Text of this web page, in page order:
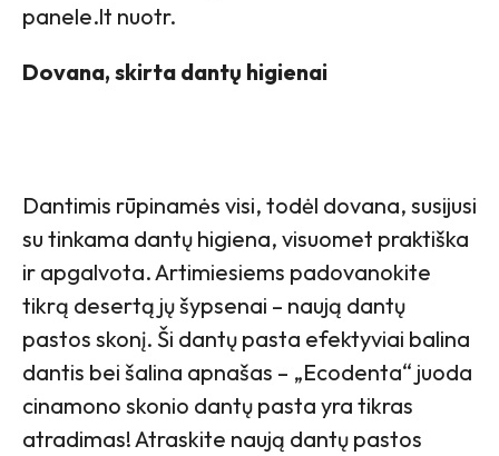
panele.lt nuotr.
Dovana, skirta dantų higienai
Dantimis rūpinamės visi, todėl dovana, susijusi
su tinkama dantų higiena, visuomet praktiška
ir apgalvota. Artimiesiems padovanokite
tikrą desertą jų šypsenai – naują dantų
pastos skonį. Ši dantų pasta efektyviai balina
dantis bei šalina apnašas – „Ecodenta“ juoda
cinamono skonio dantų pasta yra tikras
atradimas! Atraskite naują dantų pastos